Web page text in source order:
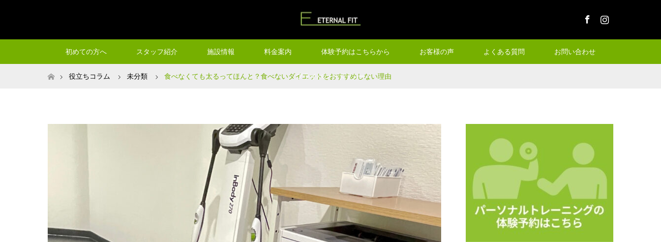
初めての方へ スタッフ紹介 施設情報 料金案内 体験予約はこちらから お客様の声 よくある質問 お問い合わせ
プライバシーポリシー
ホーム役立ちコラム 未分類 食べなくても太るってほんと？食べないダイエットをおすすめしない理由